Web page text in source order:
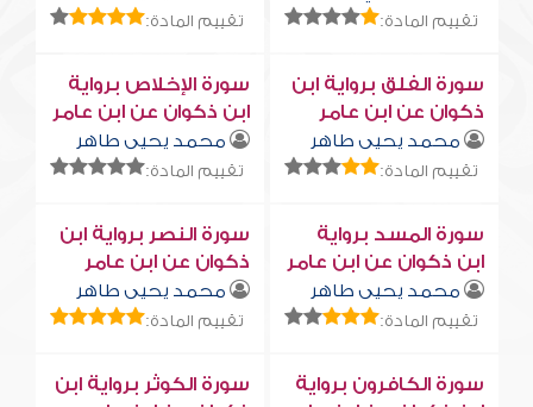
تقييم المادة: تقييم المادة:
سورة الفلق برواية ابن
ذكوان عن ابن عامر
محمد يحيى طاهر
تقييم المادة:
سورة الإخلاص برواية
ابن ذكوان عن ابن عامر
محمد يحيى طاهر
تقييم المادة:
سورة المسد برواية
ابن ذكوان عن ابن عامر
محمد يحيى طاهر
تقييم المادة:
سورة النصر برواية ابن
ذكوان عن ابن عامر
محمد يحيى طاهر
تقييم المادة:
سورة الكافرون برواية
سورة الكوثر برواية ابن